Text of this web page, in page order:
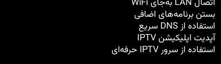
اتصال LAN به‌جای WiFi
بستن برنامه‌های اضافی
استفاده از DNS سریع
آپدیت اپلیکیشن IPTV
استفاده از سرور IPTV حرفه‌ای